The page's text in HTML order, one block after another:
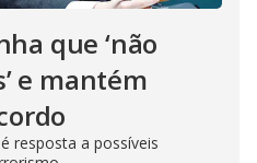
que ‘não
e mantém
resposta a possíveis